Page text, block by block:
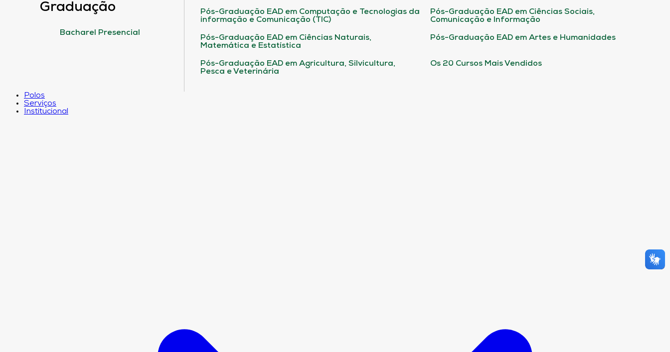
Graduação
Bacharel Presencial
Pós-Graduação EAD em Computação e Tecnologias da
informação e Comunicação (TIC)
Pós-Graduação EAD em Ciências Sociais,
Comunicação e Informação
Pós-Graduação EAD em Ciências Naturais,
Matemática e Estatística
Pós-Graduação EAD em Artes e Humanidades
Pós-Graduação EAD em Agricultura, Silvicultura,
Pesca e Veterinária
Os 20 Cursos Mais Vendidos
Polos
Serviços
Institucional